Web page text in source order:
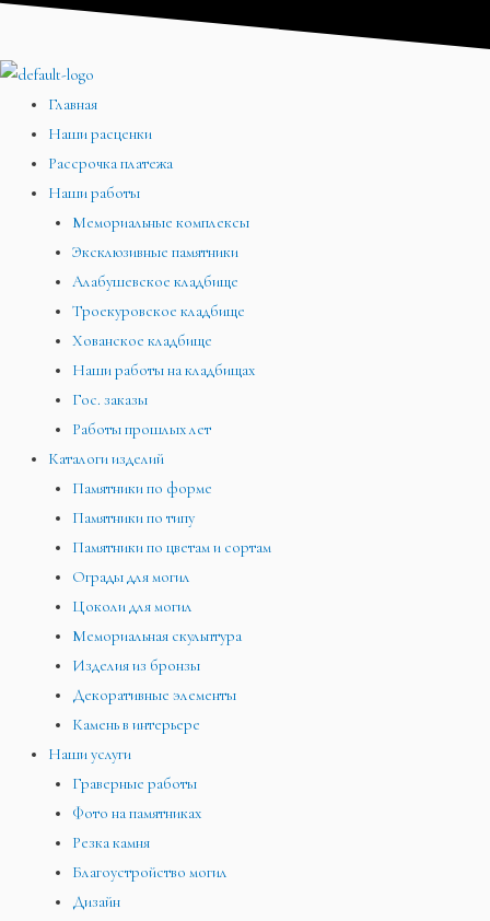
Перейти
содержимому
Главная
Наши расценки
Рассрочка платежа
Наши работы
Мемориальные комплексы
Эксклюзивные памятники
Алабушевское кладбище
Троекуровское кладбище
Хованское кладбище
Наши работы на кладбищах
Гос. заказы
Работы прошлых лет
Каталоги изделий
Памятники по форме
Памятники по типу
Памятники по цветам и сортам
Ограды для могил
Цоколи для могил
Мемориальная скульптура
Изделия из бронзы
Декоративные элементы
Камень в интерьере
Наши услуги
Граверные работы
Фото на памятниках
Резка камня
Благоустройство могил
Дизайн